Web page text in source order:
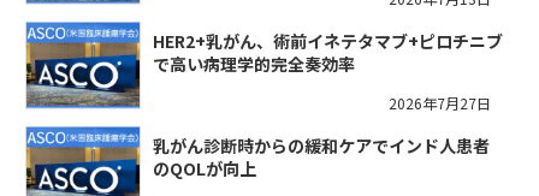
HER2+乳がん、術前イネテタマブ+ピロチニブ
で高い病理学的完全奏効率
2026年7月27日
乳がん診断時からの緩和ケアでインド人患者
のQOLが向上